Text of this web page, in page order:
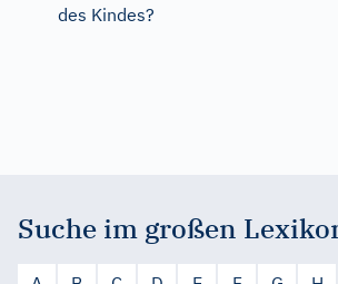
des Kindes?
Suche im großen